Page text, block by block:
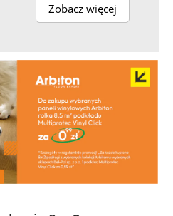
Zobacz więcej